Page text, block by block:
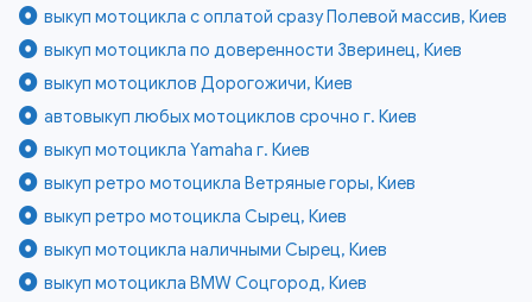
выкуп мотоцикла с оплатой сразу Полевой массив, Киев
выкуп мотоцикла по доверенности Зверинец, Киев
выкуп мотоциклов Дорогожичи, Киев
автовыкуп любых мотоциклов срочно г. Киев
выкуп мотоцикла Yamaha г. Киев
выкуп ретро мотоцикла Ветряные горы, Киев
выкуп ретро мотоцикла Сырец, Киев
выкуп мотоцикла наличными Сырец, Киев
выкуп мотоцикла BMW Соцгород, Киев